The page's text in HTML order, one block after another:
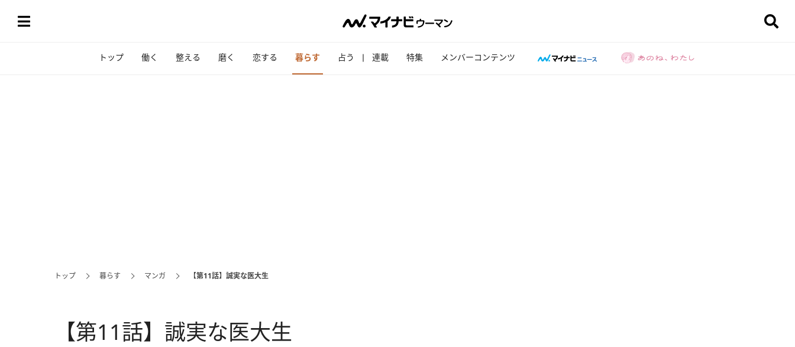
トップ 働く 整える 磨く 恋する 暮らす 占う 連載 特集 メンバーコンテンツ
トップ 暮らす マンガ 【第11話】誠実な医大生
【第11話】誠実な医大生